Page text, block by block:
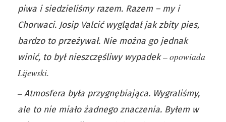
piwa i siedzieliśmy razem. Razem – my i
Chorwaci. Josip Valcić wyglądał jak zbity pies,
bardzo to przeżywał. Nie można go jednak
winić, to był nieszczęśliwy wypadek– opowiada
Lijewski.
–Atmosfera była przygnębiająca. Wygraliśmy,
ale to nie miało żadnego znaczenia. Byłem w